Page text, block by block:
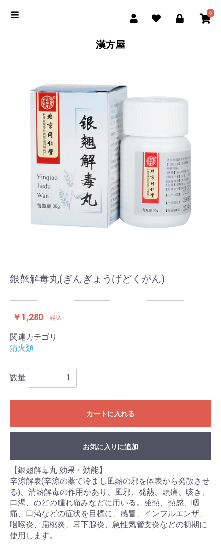
0
漢方屋
銀翹解毒丸(ぎんぎょうげどくがん)
￥1,280 税込
関連カテゴリ
清火類
数量
カートに入れる
お気に入りに追加
【銀翹解毒丸 効果・効能】
辛涼解表(辛涼の薬で冷まし風熱の邪を体表から発散させ
る)、清熱解毒の作用があり、風邪、発熱、頭痛、咳き、
口渇、のどの腫れ痛みなどに用いる。発熱、熱感、咽
痛、口渇などの症状を目標に、感冒、インフルエンザ、
咽喉炎、扁桃炎、耳下腺炎、急性気管支炎などの初期に
使用します。